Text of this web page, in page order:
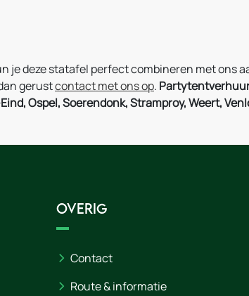
je deze statafel perfect combineren met ons
gerustcontact met ons op.
Ospel, Soerendonk, Stramproy, Weert,
Overig
Contact
Route & informatie